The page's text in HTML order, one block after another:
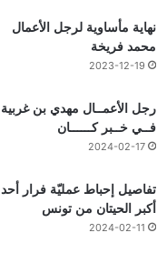
نهاية مأساوية لرجل الأعمال
محمد فريخة
2023-12-19
رجل الأعمــال مهدي بن غربية
فــي خــبر كــــــان
2024-02-17
تفاصيل إحباط عمليّة فرار أحد
أكبر الحيتان من تونس
2024-02-11